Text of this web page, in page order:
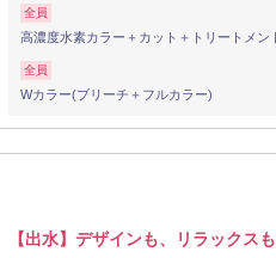
全員
高濃度水素カラー＋カット＋トリートメン
全員
Wカラー(ブリーチ＋フルカラー)
【出水】デザインも、リラックス